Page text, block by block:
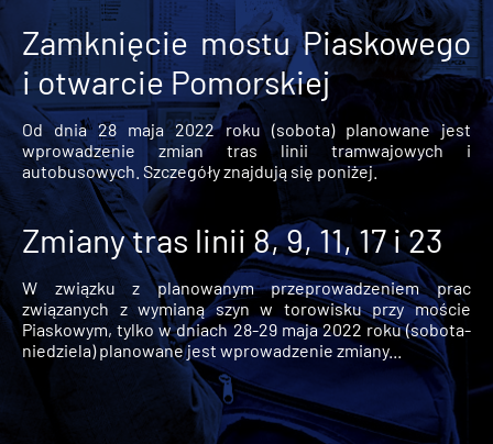
Zamknięcie mostu Piaskowego
i otwarcie Pomorskiej
Od dnia 28 maja 2022 roku (sobota) planowane jest
wprowadzenie zmian tras linii tramwajowych i
autobusowych. Szczegóły znajdują się poniżej.
Zmiany tras linii 8, 9, 11, 17 i 23
W związku z planowanym przeprowadzeniem prac
związanych z wymianą szyn w torowisku przy moście
Piaskowym, tylko w dniach 28-29 maja 2022 roku (sobota-
niedziela) planowane jest wprowadzenie zmiany...